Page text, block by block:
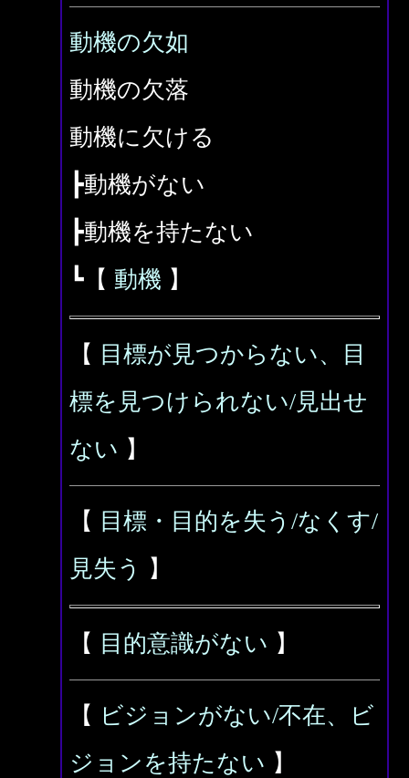
動機の欠如
動機の欠落
動機に欠ける
┣動機がない
┣動機を持たない
┗【 動機 】
【 目標が見つからない、目
標を見つけられない/見出せ
ない 】
【 目標・目的を失う/なくす/
見失う
】
【 目的意識がない 】
【 ビジョンがない/不在、ビ
ジョンを持たない 】